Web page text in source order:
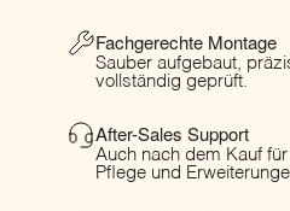
Fachgerechte Montage
Sauber aufgebaut,
vollständig geprüft.
After-Sales Support
Auch nach dem Kauf
Pflege und